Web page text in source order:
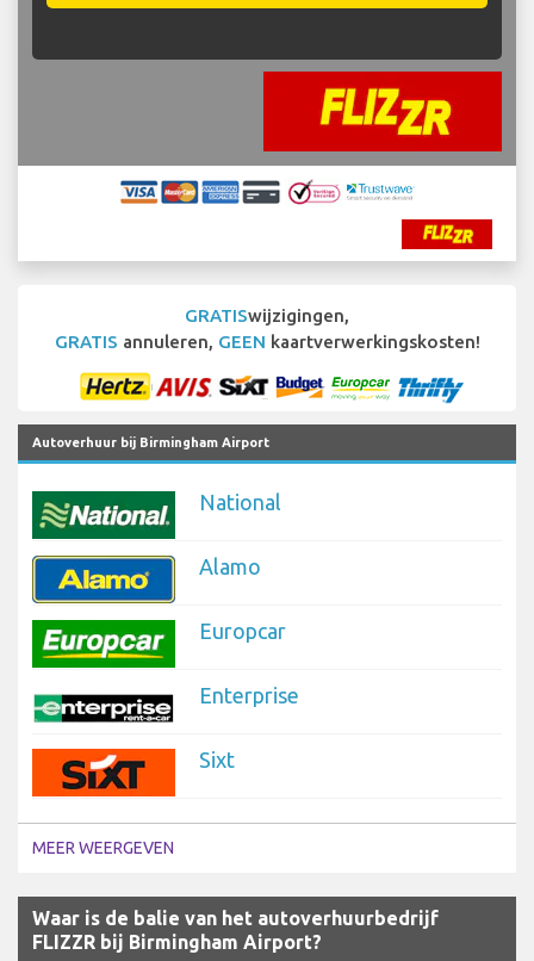
GRATISwijzigingen,
GRATIS annuleren, GEEN kaartverwerkingskosten!
Autoverhuur bij Birmingham Airport
National
Alamo
Europcar
Enterprise
Sixt
MEER WEERGEVEN
Waar is de balie van het autoverhuurbedrijf
FLIZZR bij Birmingham Airport?